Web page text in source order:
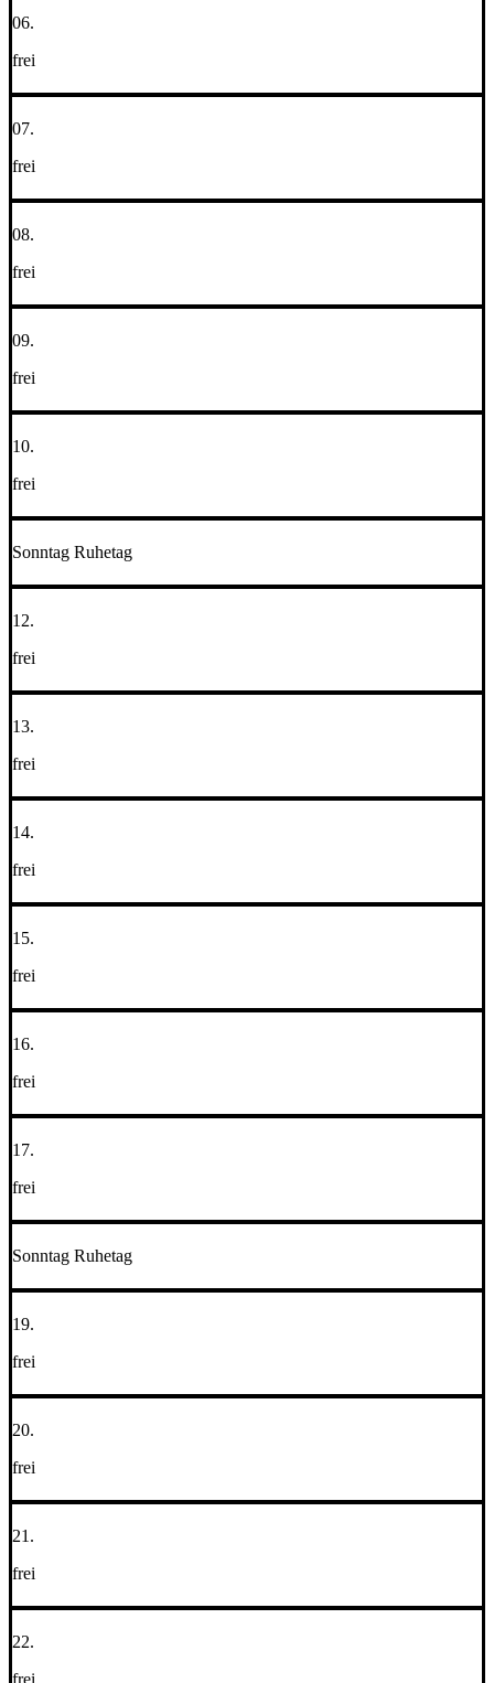
06.
frei
07.
frei
08.
frei
09.
frei
10.
frei
Sonntag Ruhetag
12.
frei
13.
frei
14.
frei
15.
frei
16.
frei
17.
frei
Sonntag Ruhetag
19.
frei
20.
frei
21.
frei
22.